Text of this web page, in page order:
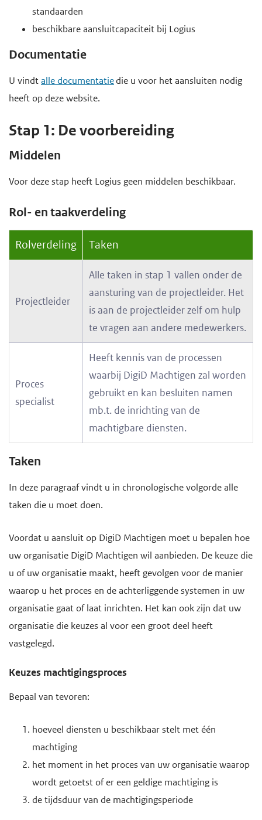
standaarden
beschikbare aansluitcapaciteit bij Logius
Documentatie
U vindtalle documentatiedie u voor het aansluiten nodig
heeft op deze website.
Stap 1: De voorbereiding
Middelen
Voor deze stap heeft Logius geen middelen beschikbaar.
Rol- en taakverdeling
Rolverdeling Taken
Projectleider
Alle taken in stap 1 vallen onder de
aansturing van de projectleider. Het
is aan de projectleider zelf om hulp
te vragen aan andere medewerkers.
Proces
specialist
Heeft kennis van de processen
waarbij DigiD Machtigen zal worden
gebruikt en kan besluiten namen
mb.t. de inrichting van de
machtigbare diensten.
Taken
In deze paragraaf vindt u in chronologische volgorde alle
taken die u moet doen.
Voordat u aansluit op DigiD Machtigen moet u bepalen hoe
uw organisatie DigiD Machtigen wil aanbieden. De keuze die
u of uw organisatie maakt, heeft gevolgen voor de manier
waarop u het proces en de achterliggende systemen in uw
organisatie gaat of laat inrichten. Het kan ook zijn dat uw
organisatie die keuzes al voor een groot deel heeft
vastgelegd.
Keuzes machtigingsproces
Bepaal van tevoren:
hoeveel diensten u beschikbaar stelt met één
machtiging
het moment in het proces van uw organisatie waarop
wordt getoetst of er een geldige machtiging is
de tijdsduur van de machtigingsperiode